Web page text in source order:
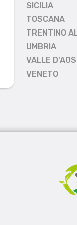
SICILIA
TOSCANA
TRENTINO
UMBRIA
VALLE
VENETO